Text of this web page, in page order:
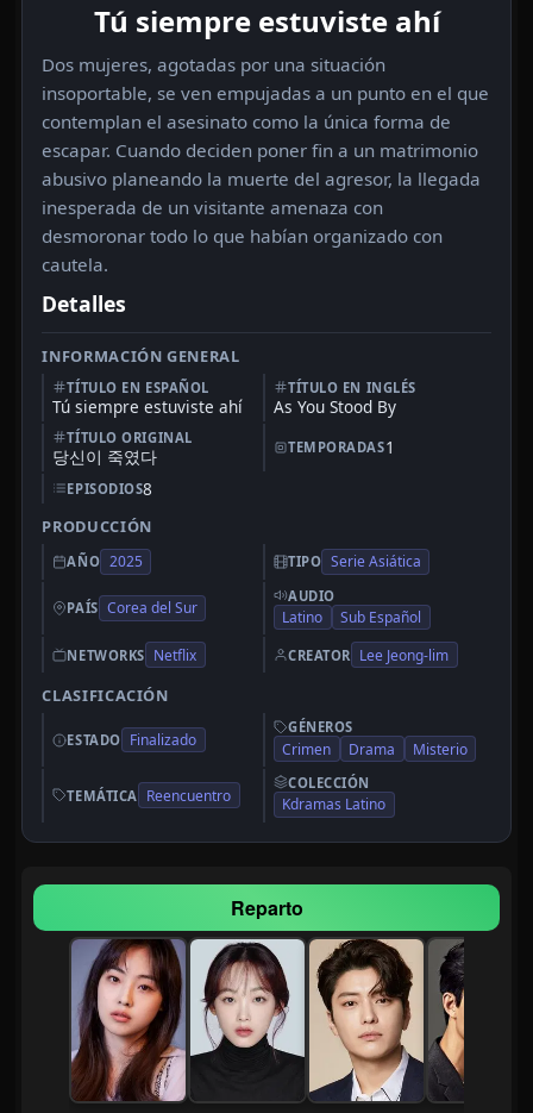
Tú siempre estuviste ahí
Dos mujeres, agotadas por una situación
insoportable, se ven empujadas a un punto en el que
contemplan el asesinato como la única forma de
escapar. Cuando deciden poner fin a un matrimonio
abusivo planeando la muerte del agresor, la llegada
inesperada de un visitante amenaza con
desmoronar todo lo que habían organizado con
cautela.
Detalles
INFORMACIÓN GENERAL
TÍTULO EN ESPAÑOL
Tú siempre estuviste ahí
TÍTULO EN INGLÉS
As You Stood By
TÍTULO ORIGINAL
당신이 죽였다 TEMPORADAS1
EPISODIOS8
PRODUCCIÓN
AÑO 2025 TIPO Serie Asiática
PAÍS Corea del Sur
AUDIO
Latino Sub Español
NETWORKS Netflix CREATOR Lee Jeong-lim
CLASIFICACIÓN
ESTADO Finalizado
GÉNEROS
Crimen Drama Misterio
TEMÁTICA Reencuentro
COLECCIÓN
Kdramas Latino
Reparto